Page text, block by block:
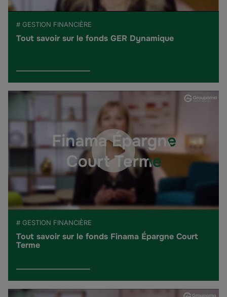
# GESTION FINANCIÈRE
Tout savoir sur le fonds GER Dynamique
# GESTION FINANCIÈRE
Tout savoir sur le fonds Finama Épargne Court
Terme